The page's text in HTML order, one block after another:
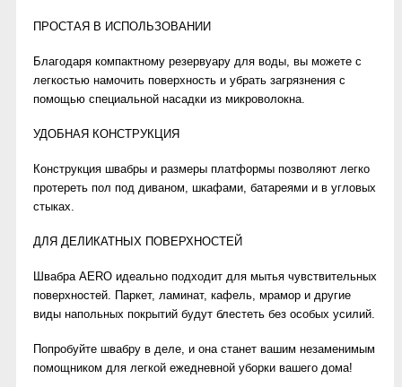
ПРОСТАЯ В ИСПОЛЬЗОВАНИИ
Благодаря компактному резервуару для воды, вы можете с
легкостью намочить поверхность и убрать загрязнения с
помощью специальной насадки из микроволокна.
УДОБНАЯ КОНСТРУКЦИЯ
Конструкция швабры и размеры платформы позволяют легко
протереть пол под диваном, шкафами, батареями и в угловых
стыках.
ДЛЯ ДЕЛИКАТНЫХ ПОВЕРХНОСТЕЙ
Швабра АЕRO идеально подходит для мытья чувствительных
поверхностей. Паркет, ламинат, кафель, мрамор и другие
виды напольных покрытий будут блестеть без особых усилий.
Попробуйте швабру в деле, и она станет вашим незаменимым
помощником для легкой ежедневной уборки вашего дома!